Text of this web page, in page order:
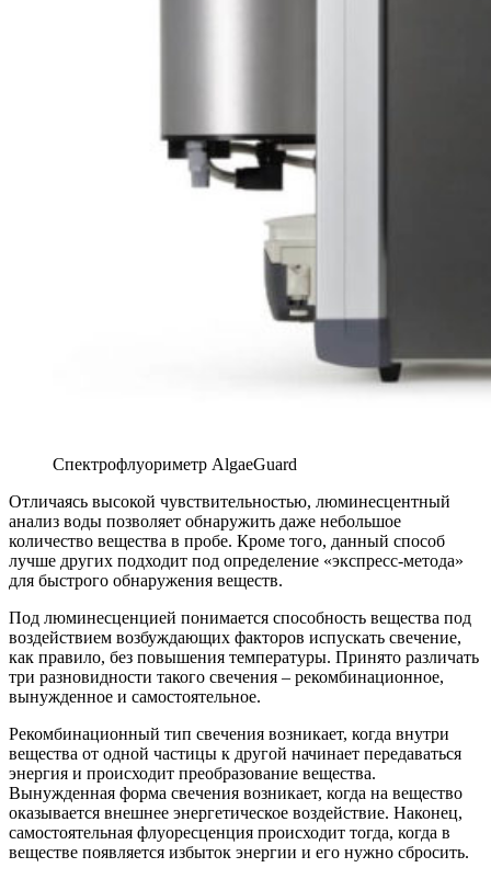
Спектрофлуориметр AlgaeGuard
Отличаясь высокой чувствительностью, люминесцентный
анализ воды позволяет обнаружить даже небольшое
количество вещества в пробе. Кроме того, данный способ
лучше других подходит под определение «экспресс-метода»
для быстрого обнаружения веществ.
Под люминесценцией понимается способность вещества под
воздействием возбуждающих факторов испускать свечение,
как правило, без повышения температуры. Принято различать
три разновидности такого свечения – рекомбинационное,
вынужденное и самостоятельное.
Рекомбинационный тип свечения возникает, когда внутри
вещества от одной частицы к другой начинает передаваться
энергия и происходит преобразование вещества.
Вынужденная форма свечения возникает, когда на вещество
оказывается внешнее энергетическое воздействие. Наконец,
самостоятельная флуоресценция происходит тогда, когда в
веществе появляется избыток энергии и его нужно сбросить.